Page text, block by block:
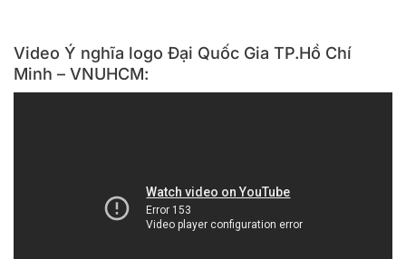
Video Ý nghĩa logo Đại Quốc Gia TP.Hồ Chí
Minh – VNUHCM: